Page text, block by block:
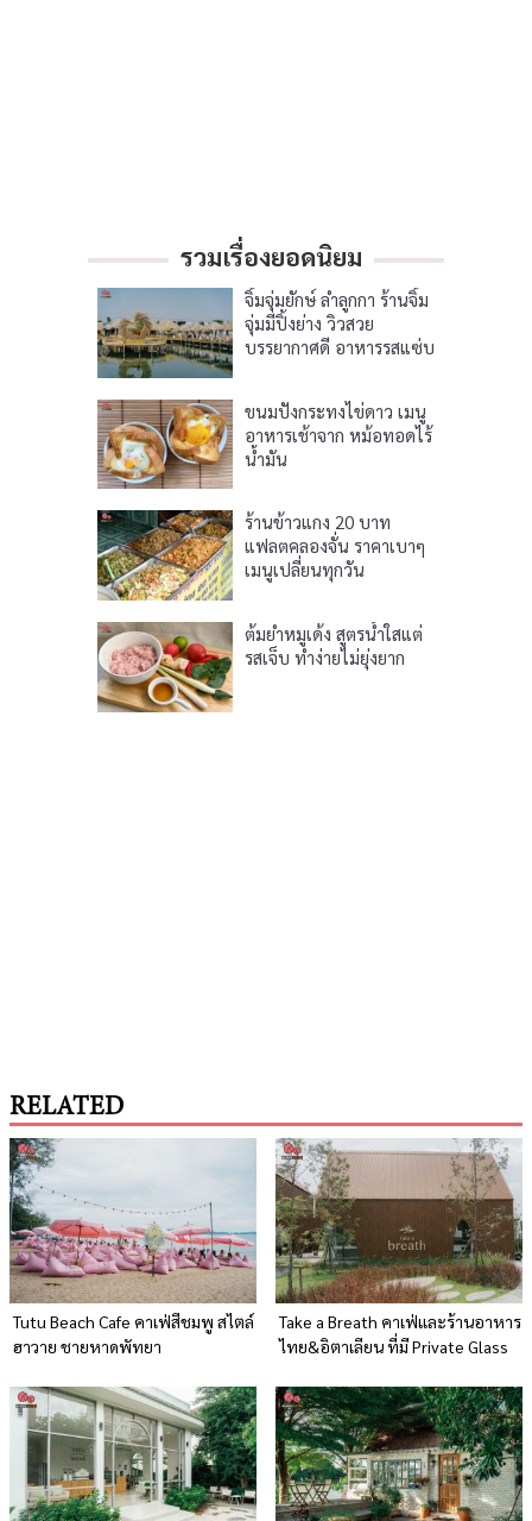
รวมเรื่องยอดนิยม
จิ้มจุ่มยักษ์ ลำลูกกา ร้านจิ้ม
จุ่มมีปิ้งย่าง วิวสวย
บรรยากาศดี อาหารรสแซ่บ
ขนมปังกระทงไข่ดาว เมนู
อาหารเช้าจาก หม้อทอดไร้
น้ำมัน
ร้านข้าวแกง 20 บาท
แฟลตคลองจั่น ราคาเบาๆ
เมนูเปลี่ยนทุกวัน
ต้มยำหมูเด้ง สูตรน้ำใสแต่
รสเจ็บ ทำง่ายไม่ยุ่งยาก
RELATED
Tutu Beach Cafe คาเฟ่สีชมพู สไตล์
ฮาวาย ชายหาดพัทยา
Take a Breath คาเฟ่และร้านอาหาร
ไทย&อิตาเลียน ที่มี Private Glass